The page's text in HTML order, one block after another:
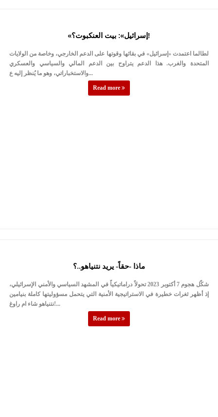
«إسرائيل»: بيت العنكبوت؟!
لطالما اعتمدت «إسرائيل» في بقائها وقوتها على الدعم الخارجي، وخاصة من الولايات
المتحدة والغرب. هذا الدعم يتراوح بين الدعم المالي والسياسي والعسكري
والاستخباراتي، وهو ما يُنظر إليه ع...
Read more
ماذا -حقاً- يريد نتنياهو..؟
شكّل هجوم 7 أكتوبر 2023 تحولاً دراماتيكياً في المشهد السياسي والأمني الإسرائيلي،
إذ أظهر ثغرات خطيرة في الاستراتيجية الأمنية التي يتحمل مسؤوليتها كاملة بنيامين
نتنياهو شاء ام راوغ!...
Read more